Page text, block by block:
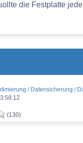
die Festplatte
/ Datensicherung /
(130)